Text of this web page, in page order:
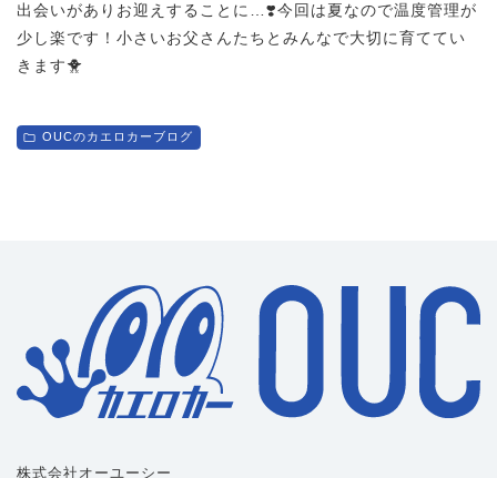
出会いがありお迎えすることに…❣️今回は夏なので温度管理が
少し楽です！小さいお父さんたちとみんなで大切に育ててい
きます🐥
OUCのカエロカーブログ
株式会社オーユーシー